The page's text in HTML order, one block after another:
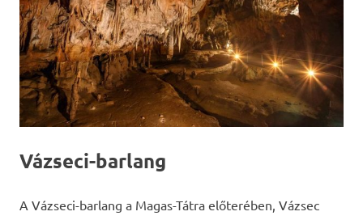
Vázseci-barlang
A Vázseci-barlang a Magas-Tátra előterében, Vázsec